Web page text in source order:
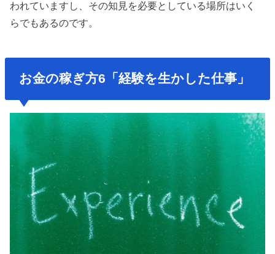
われていますし、その知見を必要としている場所はいく
らでもあるのです。
お金の稼ぎ方6「経験を生かした仕事」